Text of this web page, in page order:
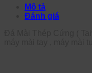
Mô tả
Đánh giá